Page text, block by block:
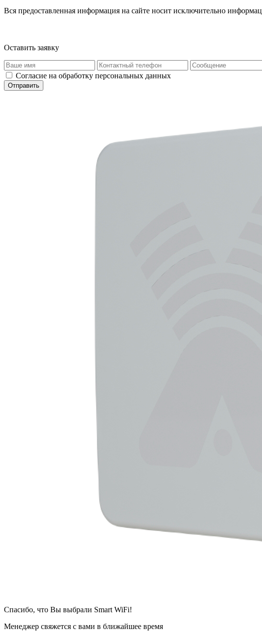
Вся предоставленная информация на сайте носит исключительно
Оставить заявку
Согласие на обработку персональных данных
Отправить
Спасибо, что Вы выбрали Smart WiFi!
Менеджер свяжется с вами в ближайшее время